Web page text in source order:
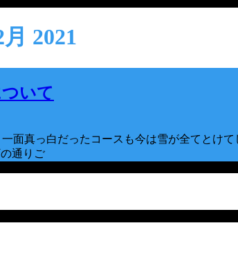
月 2021
いて
面真っ白だったコースも今は雪が全てとけ
通りご